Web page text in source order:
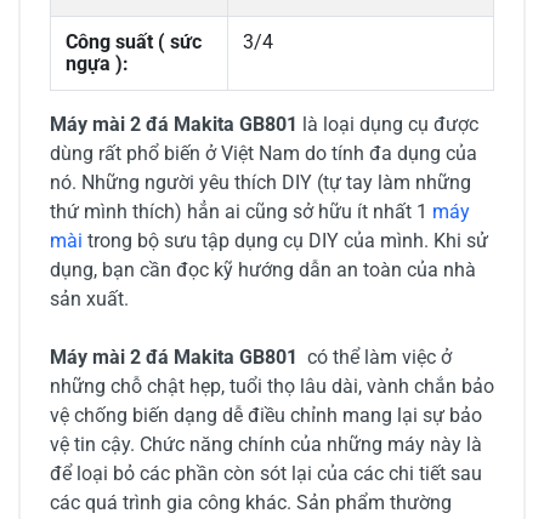
Công suất ( sức
ngựa ):
3/4
Máy mài 2 đá Makita GB801 là loại dụng cụ được
dùng rất phổ biến ở Việt Nam do tính đa dụng của
nó. Những người yêu thích DIY (tự tay làm những
thứ mình thích) hẳn ai cũng sở hữu ít nhất 1 máy
mài trong bộ sưu tập dụng cụ DIY của mình. Khi sử
dụng, bạn cần đọc kỹ hướng dẫn an toàn của nhà
sản xuất.
Máy mài 2 đá Makita GB801 có thể làm việc ở
những chỗ chật hẹp, tuổi thọ lâu dài, vành chắn bảo
vệ chống biến dạng dễ điều chỉnh mang lại sự bảo
vệ tin cậy. Chức năng chính của những máy này là
để loại bỏ các phần còn sót lại của các chi tiết sau
các quá trình gia công khác. Sản phẩm thường